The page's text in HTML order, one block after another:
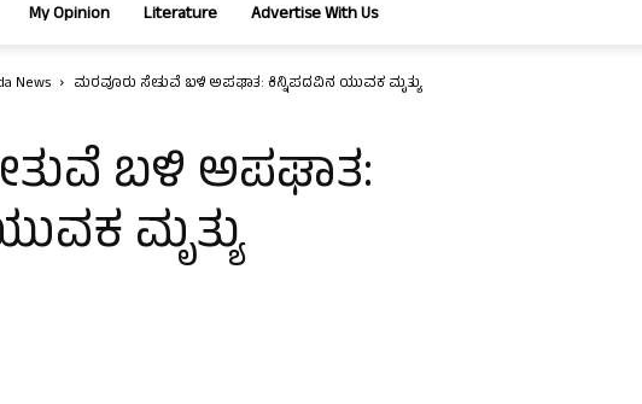
My Opinion Literature Advertise With Us
News ಮರವೂರು ಸೇತುವೆ ಬಳಿ ಅಪಘಾತ: ಕಿನ್ನಿಪದವಿನ ಯುವಕ ಮೃತ್ಯು
ಬಳಿ ಅಪಘಾತ:
ಮೃತ್ಯು